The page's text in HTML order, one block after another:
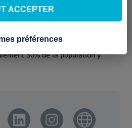
victimes, et leurs enfants, et
et pour les habitants de la
comptent chaque année 50% des
30% de la population y
ACCEPTER
préférences